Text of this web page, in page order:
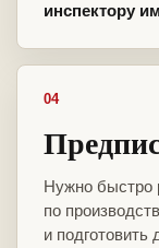
инспектору
04
Нужно быстро
по
и